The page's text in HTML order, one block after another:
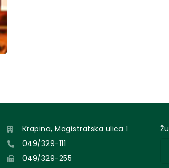
Krapina, Magistratska ulica 1
049/329-111
049/329-255